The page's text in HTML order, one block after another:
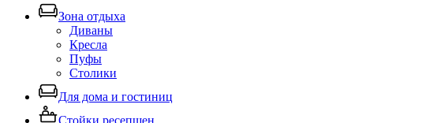
Зона отдыха
Диваны
Кресла
Пуфы
Столики
Для дома и гостиниц
Стойки ресепшен